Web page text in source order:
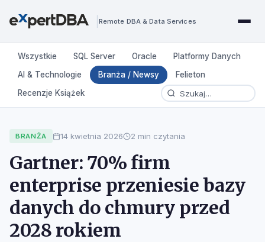
Remote DBA & Data Services
Wszystkie SQL Server Oracle
Platformy Danych
AI & Technologie
Branża / Newsy
Felieton
Recenzje Książek
BRANŻA 14 kwietnia 2026 2 min czytania
Gartner: 70% firm
enterprise przeniesie bazy
danych do chmury przed
2028 rokiem